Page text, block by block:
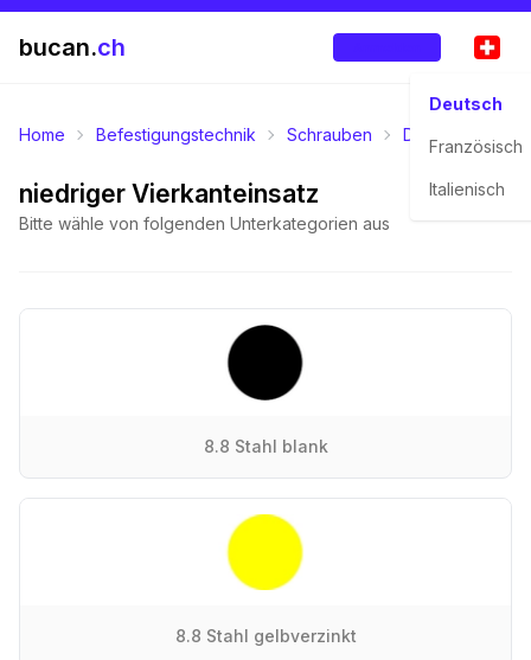
bucan.ch
Deutsch
Französisch
Italienisch
Home Befestigungstechnik Schrauben Diverse
niedriger Vierkanteinsatz
Bitte wähle von folgenden Unterkategorien aus
8.8 Stahl blank
8.8 Stahl gelbverzinkt